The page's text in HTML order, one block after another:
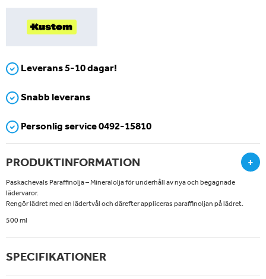
Leverans 5-10 dagar!
Snabb leverans
Personlig service 0492-15810
PRODUKTINFORMATION +
Paskachevals Paraffinolja – Mineralolja för underhåll av nya och begagnade
lädervaror.
Rengör lädret med en lädertvål och därefter appliceras paraffinoljan på lädret.
500 ml
SPECIFIKATIONER